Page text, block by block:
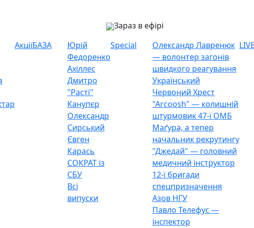
Зараз в ефірі
АкціїБАЗА
Юрій
Федоренко
Ахіллес
Дмитро
"Расті"
Канупєр
Олександр
Сирський
Євген
Карась
СОКРАТ із
СБУ
Всі
випуски
Special
Олександр Лавренюк
— волонтер загонів
швидкого реагування
Український
Червоний Хрест
"Arcoosh" — колишній
штурмовик 47-ї ОМБ
Маґура, а тепер
начальник рекрутингу
"Джедай" — головний
медичний інструктор
12-ї бригади
спецпризначення
Азов НГУ
Павло Телефус —
інспектор
LIVE